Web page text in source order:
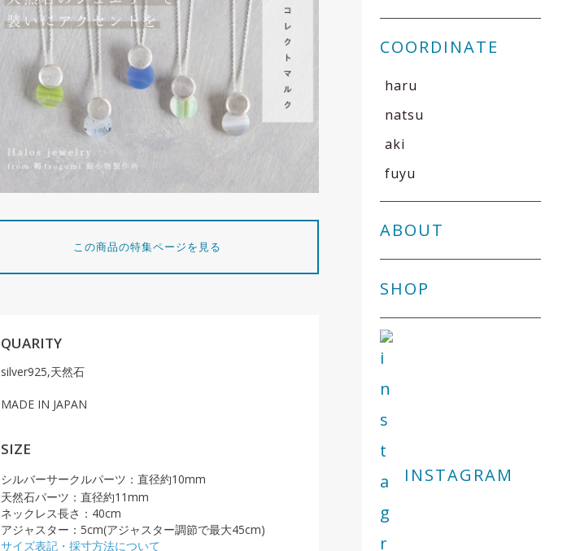
COORDINATE
haru
natsu
aki
fuyu
ABOUT
SHOP
INSTAGRAM
この商品の特集ページを見る
QUARITY
silver925,天然石
MADE IN JAPAN
SIZE
シルバーサークルパーツ：直径約10mm
天然石パーツ：直径約11mm
ネックレス長さ：40cm
アジャスター：5cm(アジャスター調節で最大45cm)
サイズ表記・採寸方法について